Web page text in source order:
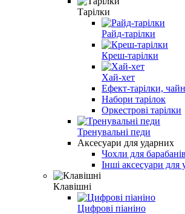
Тарілки
Райд-тарілки
Креш-тарілки
Хай-хет
Ефект-тарілки,
Набори тарілок
Оркестрові тарілки
Тренувальні педи
Аксесуари для ударних
Чохли для
Інші аксесуари для
Клавішні
Цифрові піаніно